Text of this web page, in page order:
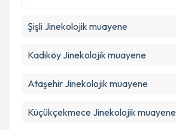
Şişli Jinekolojik muayene
Kadıköy Jinekolojik muayene
Ataşehir Jinekolojik muayene
Küçükçekmece Jinekolojik muayene